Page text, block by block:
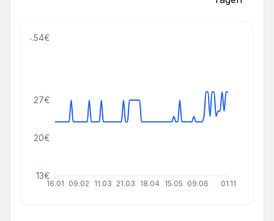
16.01 09.02 11.03 21.03 18.04 15.05 09.06 01.11
13€
20€
27€
38.54€